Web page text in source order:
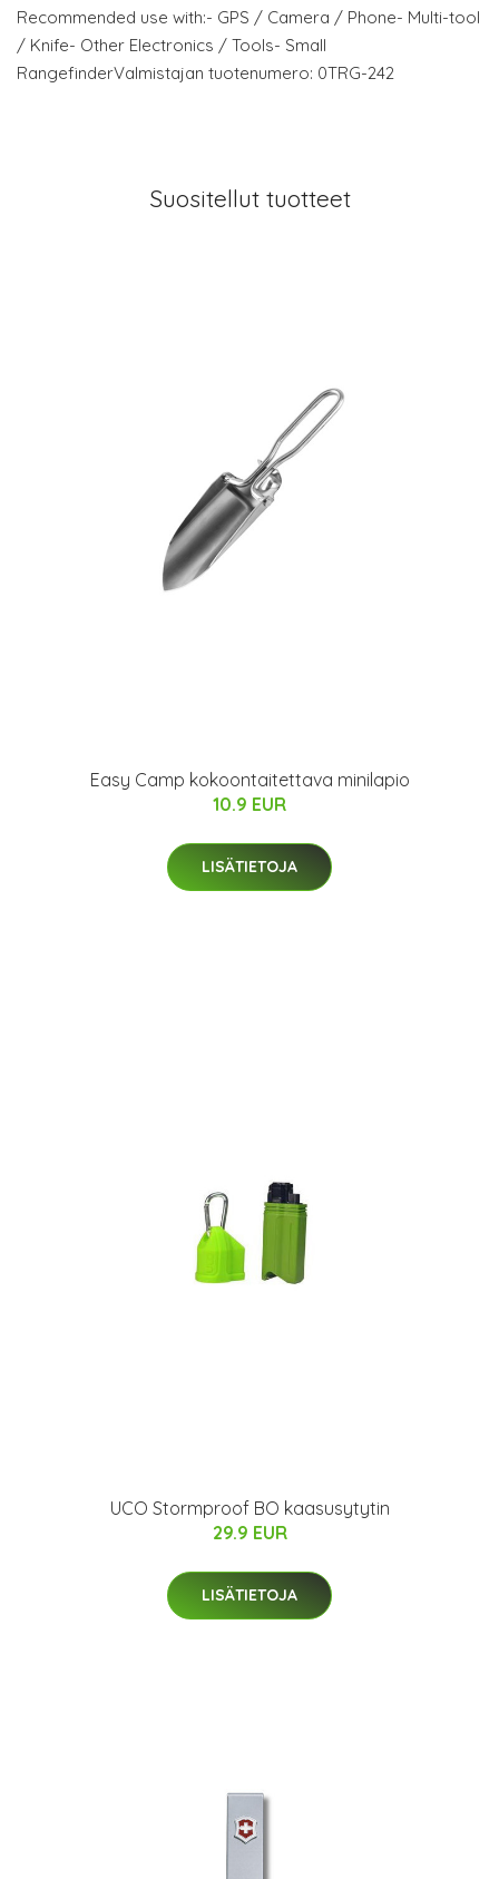
Recommended use with:- GPS / Camera / Phone- Multi-tool
/ Knife- Other Electronics / Tools- Small
RangefinderValmistajan tuotenumero: 0TRG-242
Suositellut tuotteet
Easy Camp kokoontaitettava minilapio
10.9 EUR
LISÄTIETOJA
UCO Stormproof BO kaasusytytin
29.9 EUR
LISÄTIETOJA